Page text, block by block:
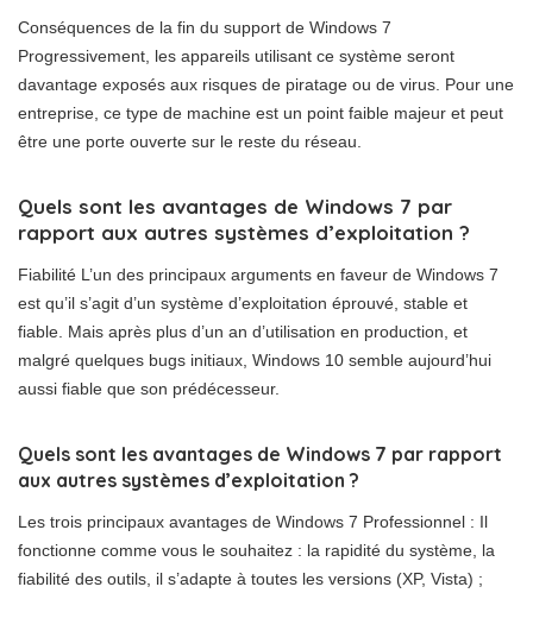
Conséquences de la fin du support de Windows 7
Progressivement, les appareils utilisant ce système seront
davantage exposés aux risques de piratage ou de virus. Pour une
entreprise, ce type de machine est un point faible majeur et peut
être une porte ouverte sur le reste du réseau.
Quels sont les avantages de Windows 7 par
rapport aux autres systèmes d’exploitation ?
Fiabilité L’un des principaux arguments en faveur de Windows 7
est qu’il s’agit d’un système d’exploitation éprouvé, stable et
fiable. Mais après plus d’un an d’utilisation en production, et
malgré quelques bugs initiaux, Windows 10 semble aujourd’hui
aussi fiable que son prédécesseur.
Quels sont les avantages de Windows 7 par rapport
aux autres systèmes d’exploitation ?
Les trois principaux avantages de Windows 7 Professionnel : Il
fonctionne comme vous le souhaitez : la rapidité du système, la
fiabilité des outils, il s’adapte à toutes les versions (XP, Vista) ;